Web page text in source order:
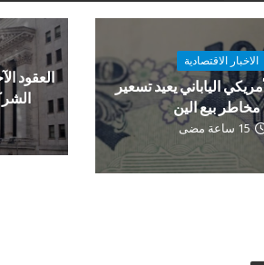
الاخبار الاقتصادية
الياباني يعيد تسعير
مخاطر بيع الين
15 ساعة مضى
العقود